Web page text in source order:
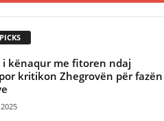
i kënaqur me fitoren ndaj
kritikon Zhegrovën për fazën